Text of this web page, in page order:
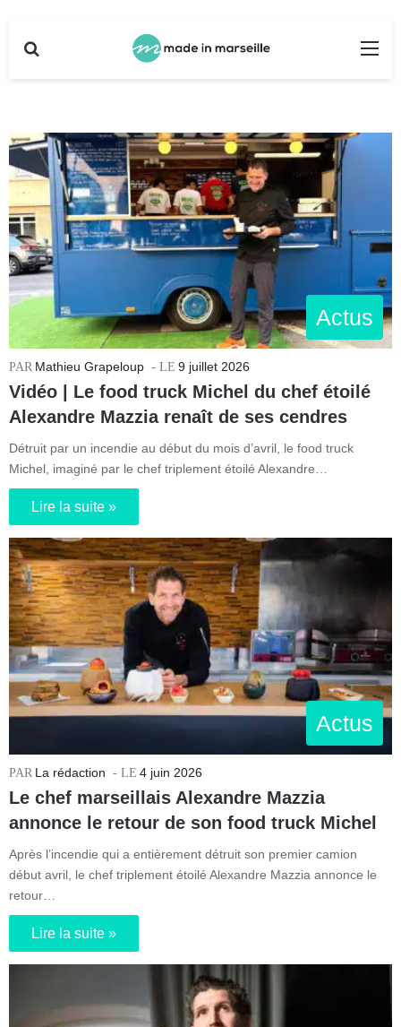
Actus
Mathieu Grapeloup 9 juillet 2026
Vidéo | Le food truck Michel du chef étoilé
Alexandre Mazzia renaît de ses cendres
Détruit par un incendie au début du mois d’avril, le food truck
Michel, imaginé par le chef triplement étoilé Alexandre…
Lire la suite »
Actus
La rédaction 4 juin 2026
Le chef marseillais Alexandre Mazzia
annonce le retour de son food truck Michel
Après l’incendie qui a entièrement détruit son premier camion
début avril, le chef triplement étoilé Alexandre Mazzia annonce le
retour…
Lire la suite »